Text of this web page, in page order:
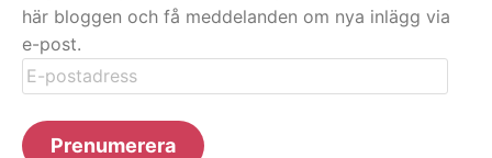
här bloggen och få meddelanden om nya inlägg via
e-post.
E-
postadress
Prenumerera